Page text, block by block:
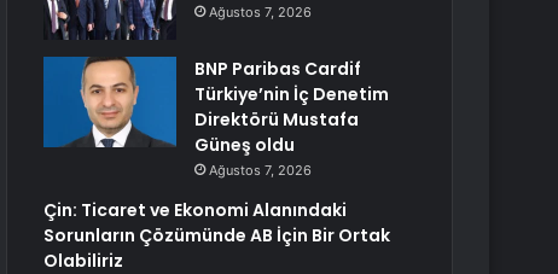
Ağustos 7, 2026
BNP Paribas Cardif
Türkiye’nin İç Denetim
Direktörü Mustafa
Güneş oldu
Ağustos 7, 2026
Çin: Ticaret ve Ekonomi Alanındaki
Sorunların Çözümünde AB İçin Bir Ortak
Olabiliriz